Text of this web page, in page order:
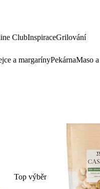
ClubInspiraceGrilování
a margarínyPekárnaMaso
Top výběr